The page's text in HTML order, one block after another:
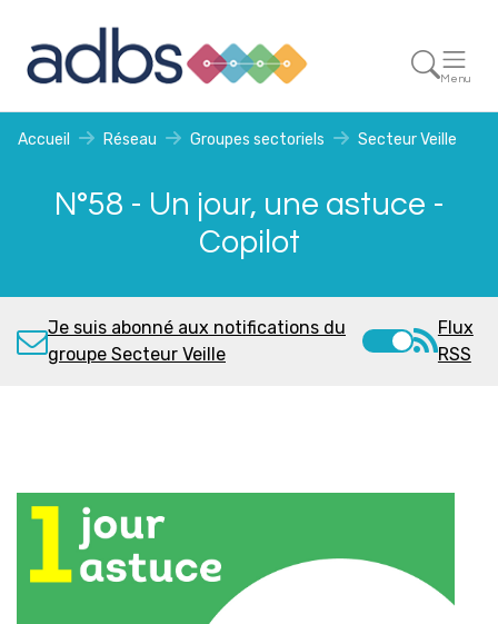
Menu
Accueil Réseau Groupes sectoriels Secteur Veille
N°58 - Un jour, une astuce -
Copilot
Je suis abonné aux notifications du
groupe Secteur Veille
Flux
RSS